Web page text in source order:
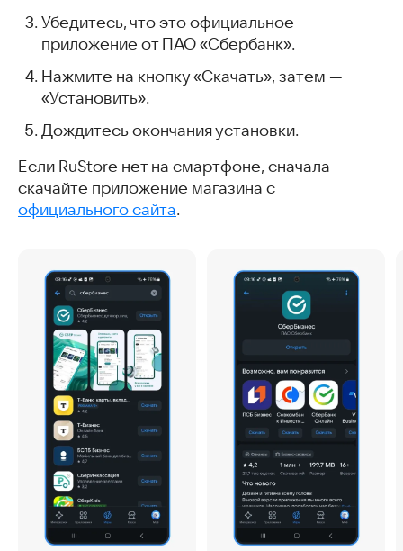
Убедитесь, что это официальное
приложение от ПАО «Сбербанк».
Нажмите на кнопку «Скачать», затем —
«Установить».
Дождитесь окончания установки.
Если RuStore нет на смартфоне, сначала
скачайте приложение магазина с
официального сайта.